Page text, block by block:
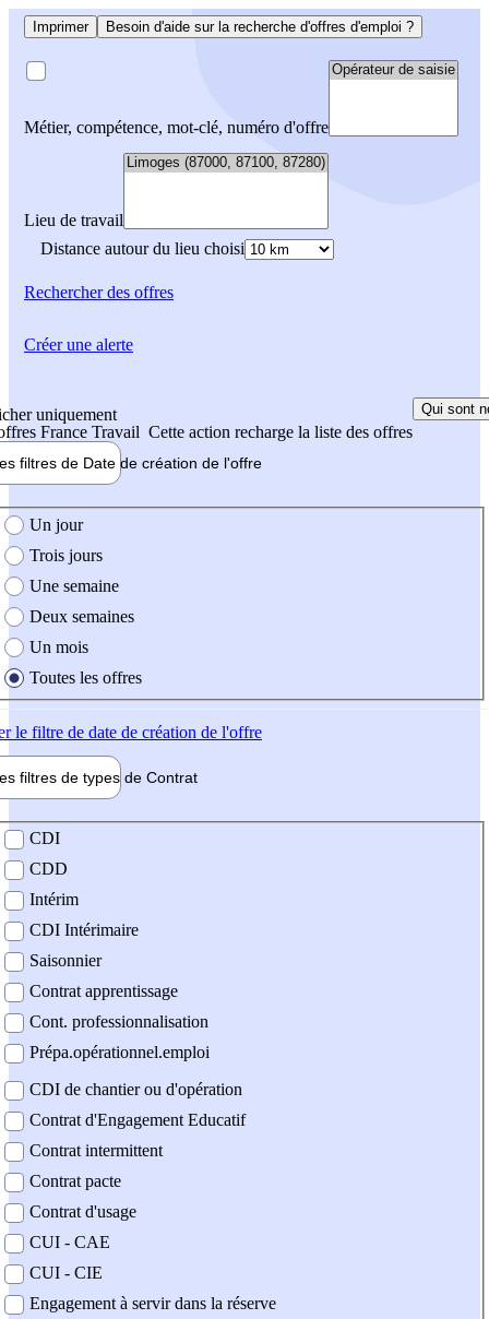
Imprimer Besoin d'aide sur la recherche d'offres d'emploi ?
Métier, compétence, mot-clé, numéro d'offre
Lieu de travail
Distance autour du lieu choisi
Rechercherdes offres
uniquement
France Travail Cette action recharge la liste des offres
Qui sont
filtres de Date de création de l'offre
création de l'offre
Un jour
Trois jours
Une semaine
Deux semaines
Un mois
Toutes les offres
le filtre de date de création de l'offre
filtres de types de Contrat
contrat
CDI
CDD
Intérim
CDI Intérimaire
Saisonnier
Contrat apprentissage
Cont. professionnalisation
Prépa.opérationnel.emploi
CDI de chantier ou d'opération
Contrat d'Engagement Educatif
Contrat intermittent
Contrat pacte
Contrat d'usage
CUI - CAE
CUI - CIE
Engagement à servir dans la réserve
Créer une alerte